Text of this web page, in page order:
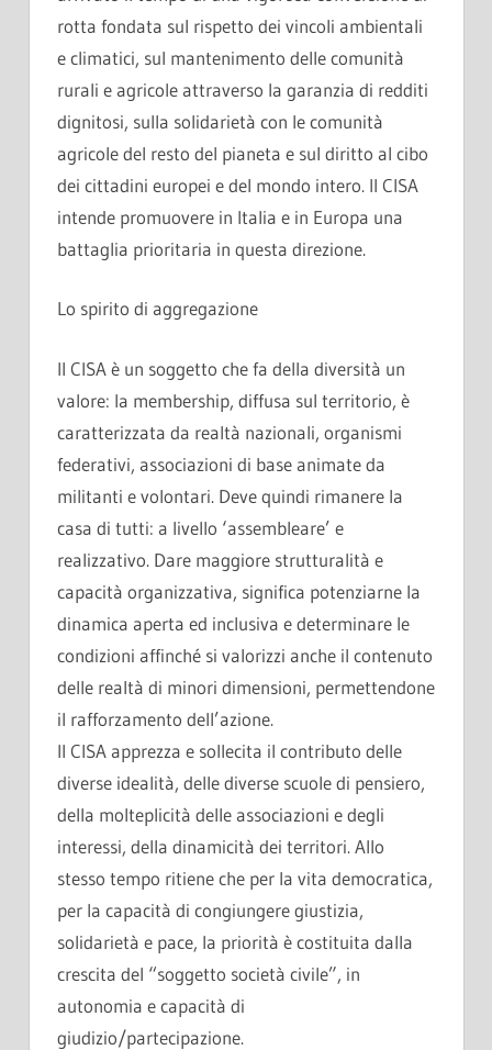
rotta fondata sul rispetto dei vincoli ambientali
e climatici, sul mantenimento delle comunità
rurali e agricole attraverso la garanzia di redditi
dignitosi, sulla solidarietà con le comunità
agricole del resto del pianeta e sul diritto al cibo
dei cittadini europei e del mondo intero. Il CISA
intende promuovere in Italia e in Europa una
battaglia prioritaria in questa direzione.
Lo spirito di aggregazione
Il CISA è un soggetto che fa della diversità un
valore: la membership, diffusa sul territorio, è
caratterizzata da realtà nazionali, organismi
federativi, associazioni di base animate da
militanti e volontari. Deve quindi rimanere la
casa di tutti: a livello ‘assembleare’ e
realizzativo. Dare maggiore strutturalità e
capacità organizzativa, significa potenziarne la
dinamica aperta ed inclusiva e determinare le
condizioni affinché si valorizzi anche il contenuto
delle realtà di minori dimensioni, permettendone
il rafforzamento dell’azione.
Il CISA apprezza e sollecita il contributo delle
diverse idealità, delle diverse scuole di pensiero,
della molteplicità delle associazioni e degli
interessi, della dinamicità dei territori. Allo
stesso tempo ritiene che per la vita democratica,
per la capacità di congiungere giustizia,
solidarietà e pace, la priorità è costituita dalla
crescita del “soggetto società civile”, in
autonomia e capacità di
giudizio/partecipazione.